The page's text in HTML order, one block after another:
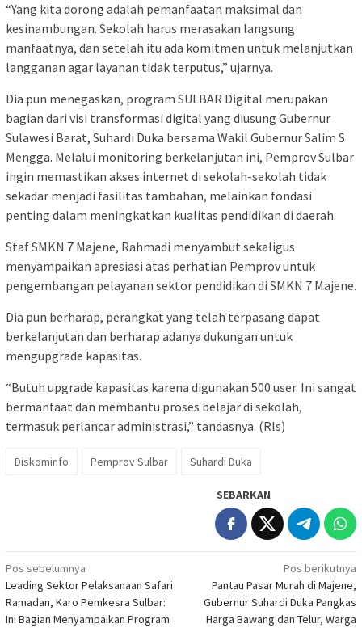
“Yang kita dorong adalah pemanfaatan maksimal dan
kesinambungan. Sekolah harus merasakan langsung
manfaatnya, dan setelah itu ada komitmen untuk melanjutkan
langganan agar layanan tidak terputus,” ujarnya.
Dia pun menegaskan, program SULBAR Digital merupakan
bagian dari visi transformasi digital yang diusung Gubernur
Sulawesi Barat, Suhardi Duka bersama Wakil Gubernur Salim S
Mengga. Melalui monitoring berkelanjutan ini, Pemprov Sulbar
ingin memastikan akses internet di sekolah-sekolah tidak
sekadar menjadi fasilitas tambahan, melainkan fondasi
penting dalam meningkatkan kualitas pendidikan di daerah.
Staf SMKN 7 Majene, Rahmadi menyambut sekaligus
menyampaikan apresiasi atas perhatian Pemprov untuk
pengembangan pelayanan sektor pendidikan di SMKN 7 Majene.
Dia pun berharap, perangkat yang telah terpasang dapat
berkelanjutan dan berharap adanya dukungan untuk
mengupgrade kapasitas.
“Butuh upgrade kapasitas karena digunakan 500 user. Ini sangat
bermanfaat dan membantu proses belajar di sekolah,
termasuk perlancar administrasi,” tandasnya. (Rls)
Diskominfo Pemprov Sulbar Suhardi Duka
SEBARKAN
Navigasi
pos
Pos sebelumnya
Leading Sektor Pelaksanaan Safari
Ramadan, Karo Pemkesra Sulbar:
Ini Bagian Menyampaikan Program
Pos berikutnya
Pantau Pasar Murah di Majene,
Gubernur Suhardi Duka Pangkas
Harga Bawang dan Telur, Warga